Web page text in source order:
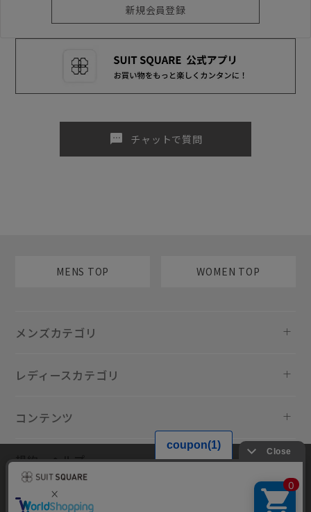
sms チャットで質問
MENS TOP WOMEN TOP
メンズカテゴリ
レディースカテゴリ
コンテンツ
規約・ヘルプ
当サイトでは利用体験の向上およびコンテンツの最適な提供、トラフィ
ックの分析を目的としてCookieを使用しています。サイトの閲覧を継続